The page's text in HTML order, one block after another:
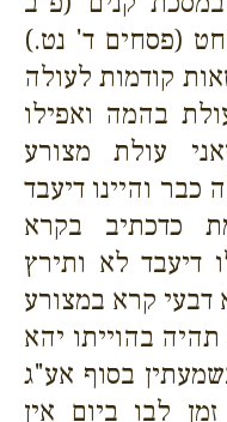
(פסחים ד' נט.)
קודמות לעולה
בהמה ואפילו
עולת מצורע
והיינו דיעבד
כדכתיב בקרא
דיעבד לא ותירץ
קרא במצורע
בהוייתו יהא
בסוף אע"ג
לבו ביום אין